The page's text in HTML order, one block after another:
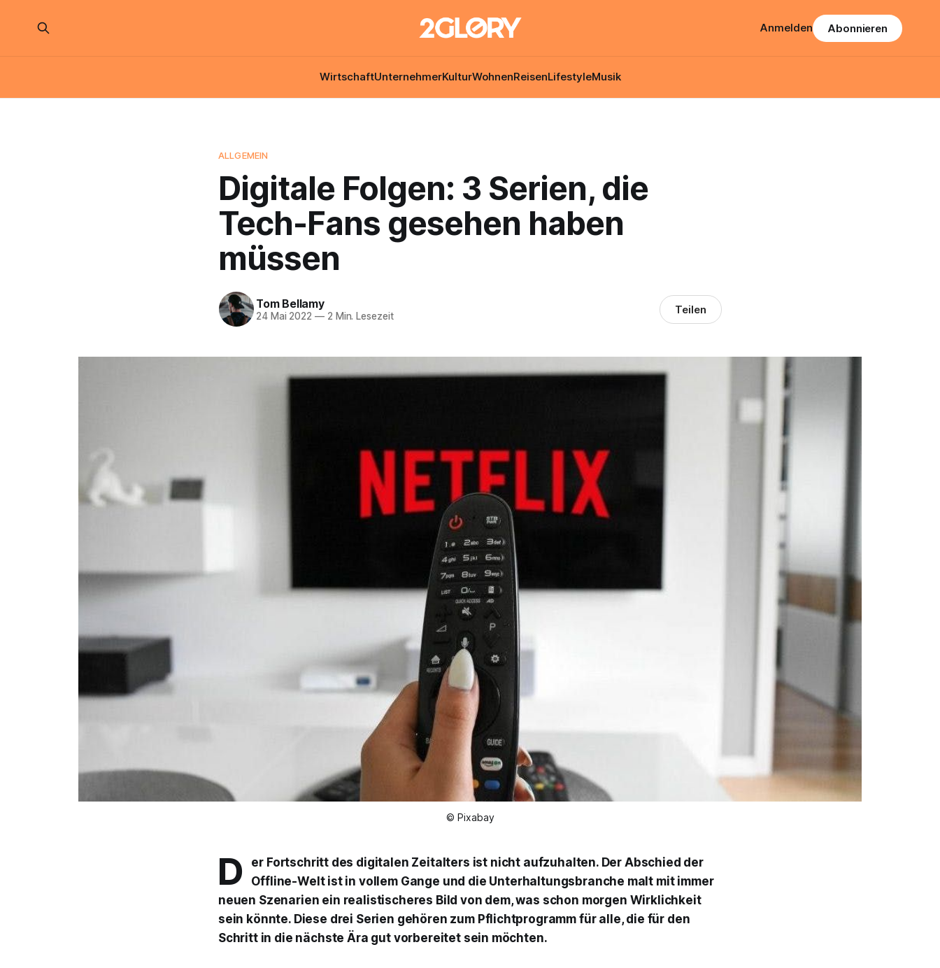
WirtschaftUnternehmerKulturWohnenReisenLifestyleMusik
Anmelden Abonnieren
ALLGEMEIN
Digitale Folgen: 3 Serien, die
Tech-Fans gesehen haben
müssen
Tom Bellamy
24 Mai 2022 —2 Min. Lesezeit Teilen
© Pixabay
D
er Fortschritt des digitalen Zeitalters ist nicht aufzuhalten. Der Abschied der
Offline-Welt ist in vollem Gange und die Unterhaltungsbranche malt mit immer
neuen Szenarien ein realistischeres Bild von dem, was schon morgen Wirklichkeit
sein könnte. Diese drei Serien gehören zum Pflichtprogramm für alle, die für den
Schritt in die nächste Ära gut vorbereitet sein möchten.